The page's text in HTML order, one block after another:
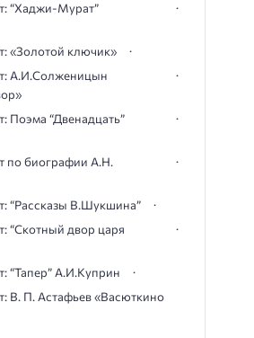
“Хаджи-Мурат”
«Золотой ключик»
А.И.Солженицын
Поэма “Двенадцать”
по биографии А.Н.
“Рассказы В.Шукшина”
“Скотный двор царя
“Тапер” А.И.Куприн
В. П. Астафьев «Васюткино